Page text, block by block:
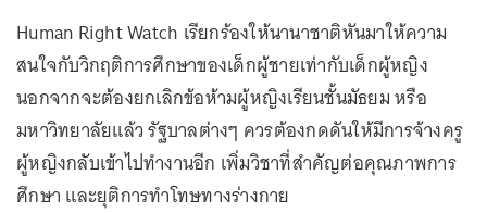
Human Right Watch เรียกร้องให้นานาชาติหันมาให้ความ
สนใจกับวิกฤติการศึกษาของเด็กผู้ชายเท่ากับเด็กผู้หญิง
นอกจากจะต้องยกเลิกข้อห้ามผู้หญิงเรียนชั้นมัธยม หรือ
มหาวิทยาลัยแล้ว รัฐบาลต่างๆ ควรต้องกดดันให้มีการจ้างครู
ผู้หญิงกลับเข้าไปทำงานอีก เพิ่มวิชาที่สำคัญต่อคุณภาพการ
ศึกษา และยุติการทำโทษทางร่างกาย